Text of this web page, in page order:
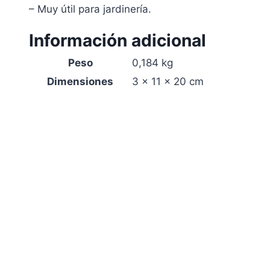
– Muy útil para jardinería.
Información adicional
Peso
0,184 kg
Dimensiones
3 × 11 × 20 cm